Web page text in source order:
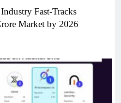
Fast-Tracks
Market by 2026